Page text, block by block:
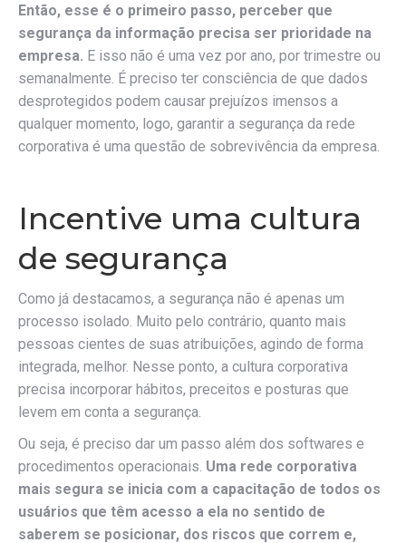
Então, esse é o primeiro passo, perceber que
segurança da informação precisa ser prioridade na
empresa. E isso não é uma vez por ano, por trimestre ou
semanalmente. É preciso ter consciência de que dados
desprotegidos podem causar prejuízos imensos a
qualquer momento, logo, garantir a segurança da rede
corporativa é uma questão de sobrevivência da empresa.
Incentive uma cultura
de segurança
Como já destacamos, a segurança não é apenas um
processo isolado. Muito pelo contrário, quanto mais
pessoas cientes de suas atribuições, agindo de forma
integrada, melhor. Nesse ponto, a cultura corporativa
precisa incorporar hábitos, preceitos e posturas que
levem em conta a segurança.
Ou seja, é preciso dar um passo além dos softwares e
procedimentos operacionais. Uma rede corporativa
mais segura se inicia com a capacitação de todos os
usuários que têm acesso a ela no sentido de
saberem se posicionar, dos riscos que correm e,